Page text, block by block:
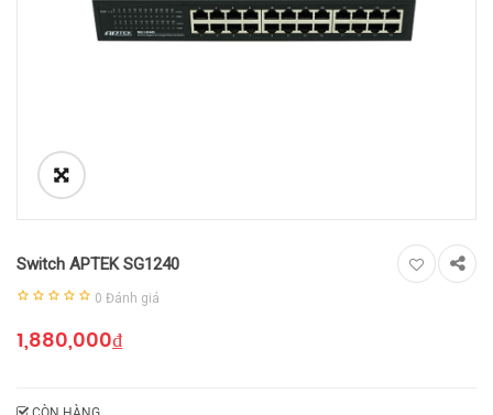
Switch APTEK SG1240
0 Đánh giá
1,880,000₫